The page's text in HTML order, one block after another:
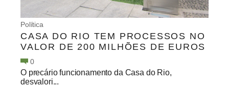
Política
CASA DO RIO TEM PROCESSOS NO
VALOR DE 200 MILHÕES DE EUROS
0
O precário funcionamento da Casa do Rio,
desvalori...